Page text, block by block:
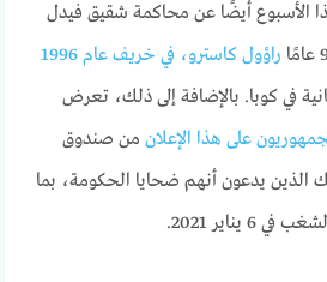
الأسبوع أيضًا عن محاكمة شقيق فيدل
راؤول كاسترو، في خريف عام 1996
في كوبا. بالإضافة إلى ذلك، تعرض
على هذا الإعلان من صندوق
لأولئك الذين يدعون أنهم ضحايا الحكومة، بما
يناير 2021.